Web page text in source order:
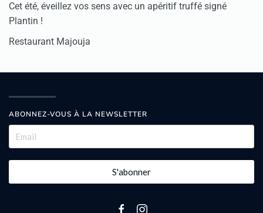
Cet été, éveillez vos sens avec un apéritif truffé signé
Plantin !
Restaurant Majouja
ABONNEZ-VOUS À LA NEWSLETTER
S'abonner